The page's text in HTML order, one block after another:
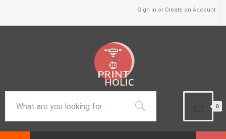
Sign in or Create an Account
0